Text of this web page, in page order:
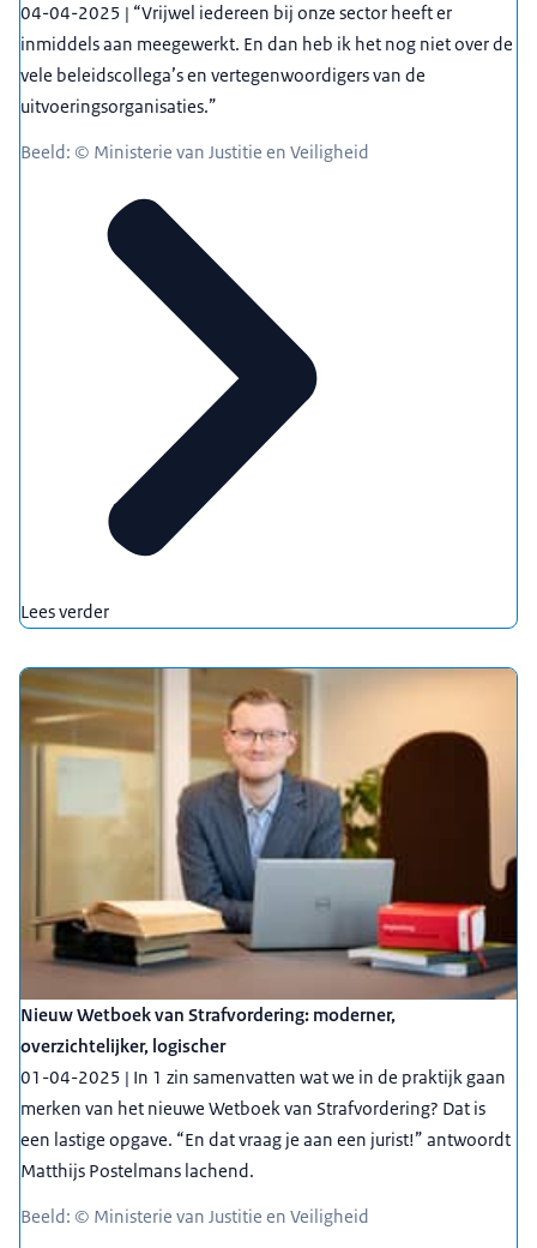
04-04-2025 | “Vrijwel iedereen bij onze sector heeft er
inmiddels aan meegewerkt. En dan heb ik het nog niet over de
vele beleidscollega’s en vertegenwoordigers van de
uitvoeringsorganisaties.”
Beeld: © Ministerie van Justitie en Veiligheid
Lees verder
Nieuw Wetboek van Strafvordering: moderner,
overzichtelijker, logischer
01-04-2025 | In 1 zin samenvatten wat we in de praktijk gaan
merken van het nieuwe Wetboek van Strafvordering? Dat is
een lastige opgave. “En dat vraag je aan een jurist!” antwoordt
Matthijs Postelmans lachend.
Beeld: © Ministerie van Justitie en Veiligheid